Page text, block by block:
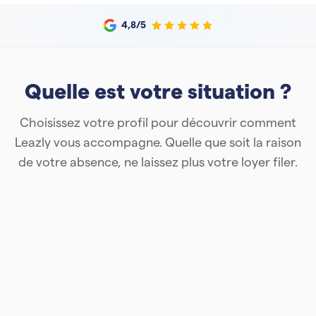
4,8/5
Quelle est votre situation ?
Choisissez votre profil pour découvrir comment
Leazly vous accompagne. Quelle que soit la raison
de votre absence, ne laissez plus votre loyer filer.